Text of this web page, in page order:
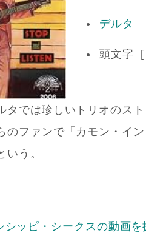
デルタ
頭文字 [
タでは珍しいトリオのス
のファンで「カモン・イ
いう。
シッピ・シークスの動画を